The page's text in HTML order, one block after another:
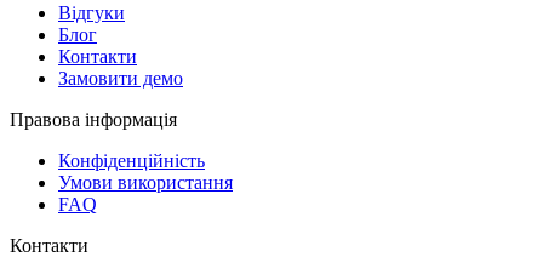
Відгуки
Блог
Контакти
Замовити демо
Правова інформація
Конфіденційність
Умови використання
FAQ
Контакти